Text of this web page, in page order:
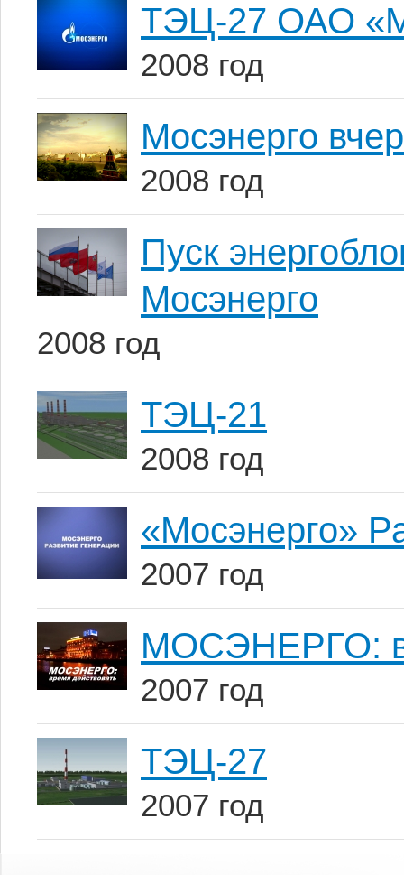
ТЭЦ-27 ОАО
2008 год
Мосэнерго
2008 год
Пуск
Мосэнерго
2008 год
ТЭЦ-21
2008 год
«Мосэнерго»
2007 год
МОСЭНЕРГО:
2007 год
ТЭЦ-27
2007 год